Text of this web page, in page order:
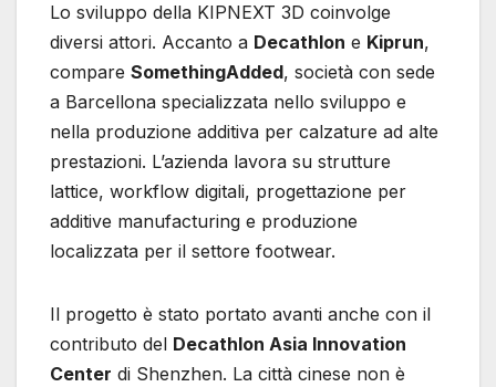
Lo sviluppo della KIPNEXT 3D coinvolge
diversi attori. Accanto a Decathlon e Kiprun,
compare SomethingAdded, società con sede
a Barcellona specializzata nello sviluppo e
nella produzione additiva per calzature ad alte
prestazioni. L’azienda lavora su strutture
lattice, workflow digitali, progettazione per
additive manufacturing e produzione
localizzata per il settore footwear.
Il progetto è stato portato avanti anche con il
contributo del Decathlon Asia Innovation
Center di Shenzhen. La città cinese non è